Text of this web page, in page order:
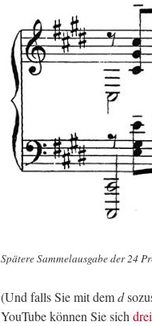
Spä­te­re Sam­mel­aus­ga­be der 24
(Und falls Sie mit demd
YouTube kön­nen Sie sich